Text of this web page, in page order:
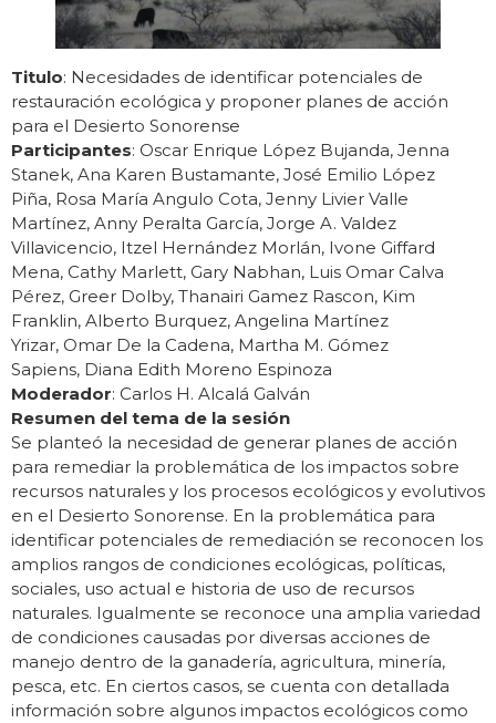
Titulo: Necesidades de identificar potenciales de
restauración ecológica y proponer planes de acción
para el Desierto Sonorense
Participantes: Oscar Enrique López Bujanda, Jenna
Stanek, Ana Karen Bustamante, José Emilio López
Piña, Rosa María Angulo Cota, Jenny Livier Valle
Martínez, Anny Peralta García, Jorge A. Valdez
Villavicencio, Itzel Hernández Morlán, Ivone Giffard
Mena, Cathy Marlett, Gary Nabhan, Luis Omar Calva
Pérez, Greer Dolby, Thanairi Gamez Rascon, Kim
Franklin, Alberto Burquez, Angelina Martínez
Yrizar, Omar De la Cadena, Martha M. Gómez
Sapiens, Diana Edith Moreno Espinoza
Moderador: Carlos H. Alcalá Galván
Resumen del tema de la sesión
Se planteó la necesidad de generar planes de acción
para remediar la problemática de los impactos sobre
recursos naturales y los procesos ecológicos y evolutivos
en el Desierto Sonorense. En la problemática para
identificar potenciales de remediación se reconocen los
amplios rangos de condiciones ecológicas, políticas,
sociales, uso actual e historia de uso de recursos
naturales. Igualmente se reconoce una amplia variedad
de condiciones causadas por diversas acciones de
manejo dentro de la ganadería, agricultura, minería,
pesca, etc. En ciertos casos, se cuenta con detallada
información sobre algunos impactos ecológicos como